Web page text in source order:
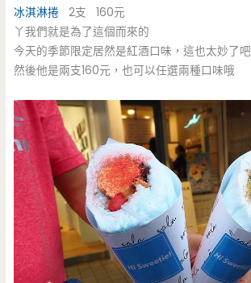
冰淇淋捲 2支 160元
丫我們就是為了這個而來的
今天的季節限定居然是紅酒口味，這也太妙了吧
然後他是兩支160元，也可以任選兩種口味哦